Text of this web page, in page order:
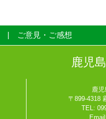
ご意見・ご感想
鹿児
鹿
〒899-4318
TEL: